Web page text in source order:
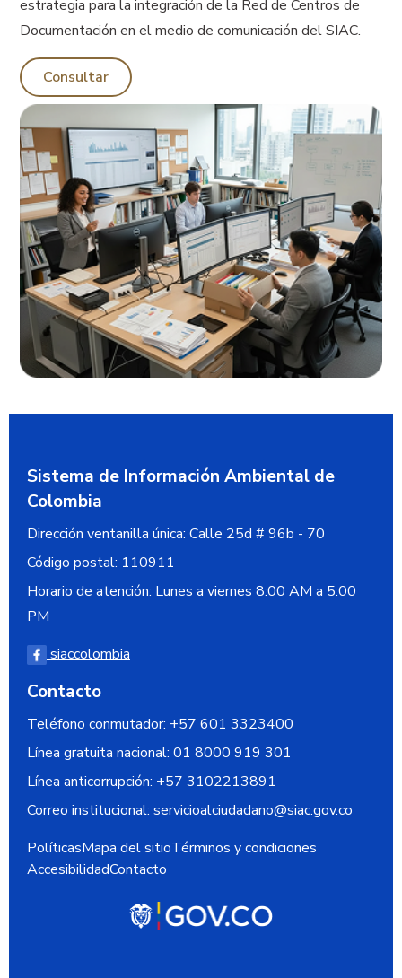
estrategia para la integración de la Red de Centros de
Documentación en el medio de comunicación del SIAC.
Consultar
Sistema de Información Ambiental de
Colombia
Dirección ventanilla única: Calle 25d # 96b - 70
Código postal: 110911
Horario de atención: Lunes a viernes 8:00 AM a 5:00
PM
siaccolombia
Contacto
Teléfono conmutador: +57 601 3323400
Línea gratuita nacional: 01 8000 919 301
Línea anticorrupción: +57 3102213891
Correo institucional: servicioalciudadano@siac.gov.co
PolíticasMapa del sitioTérminos y condiciones
AccesibilidadContacto